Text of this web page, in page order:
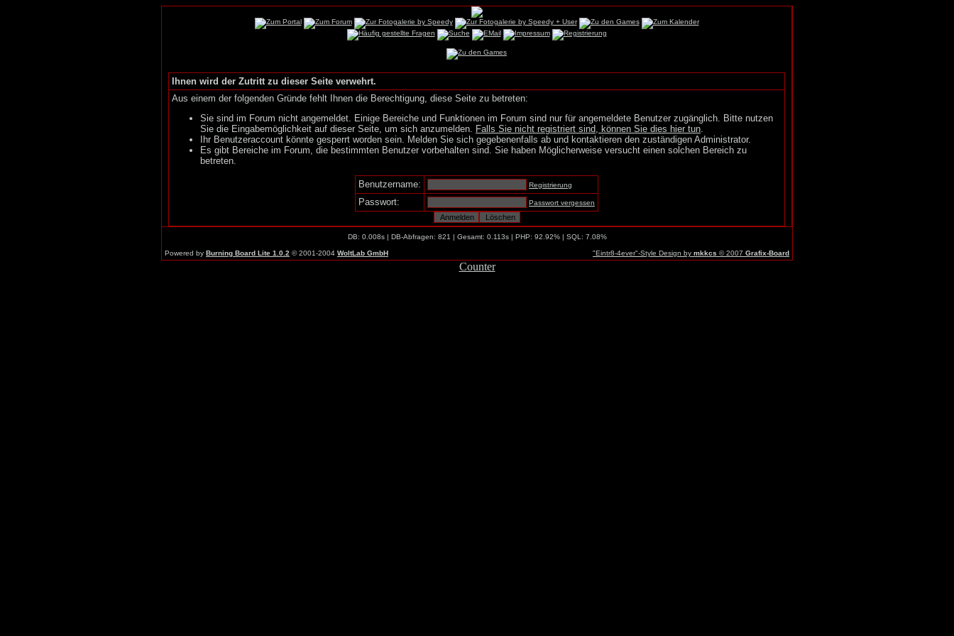
Ihnen wird der Zutritt zu dieser Seite verwehrt.
Aus einem der folgenden Gründe fehlt Ihnen die Berechtigung, diese Seite zu betreten:
Sie sind im Forum nicht angemeldet. Einige Bereiche und Funktionen im Forum sind nur für angemeldete Benutzer zugänglich. Bitte nutzen
Sie die Eingabemöglichkeit auf dieser Seite, um sich anzumelden. Falls Sie nicht registriert sind, können Sie dies hier tun.
Ihr Benutzeraccount könnte gesperrt worden sein. Melden Sie sich gegebenenfalls ab und kontaktieren den zuständigen Administrator.
Es gibt Bereiche im Forum, die bestimmten Benutzer vorbehalten sind. Sie haben Möglicherweise versucht einen solchen Bereich zu
betreten.
Benutzername: Registrierung
Passwort: Passwort vergessen
DB: 0.008s | DB-Abfragen: 821 | Gesamt: 0.113s | PHP: 92.92% | SQL: 7.08%
Powered by Burning Board Lite 1.0.2 © 2001-2004 WoltLab GmbH "Eintr8-4ever"-Style Design by mkkcs © 2007 Grafix-Board
Counter